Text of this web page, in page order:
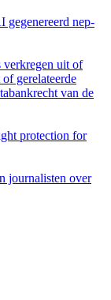
gegenereerd nep-
verkregen uit of
gerelateerde
van de
protection for
journalisten over